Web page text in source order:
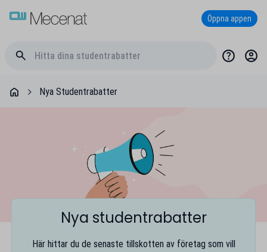
Öppna appen
Nya Studentrabatter
Nya studentrabatter
Här hittar du de senaste tillskotten av företag som vill